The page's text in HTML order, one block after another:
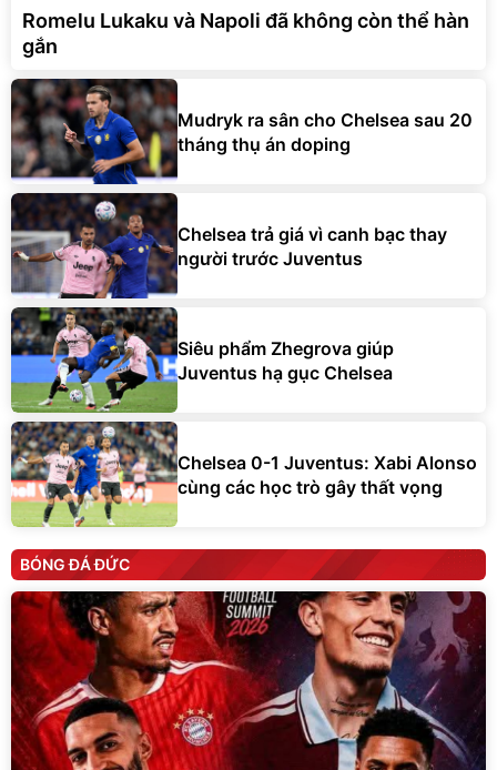
Romelu Lukaku và Napoli đã không còn thể hàn
gắn
Mudryk ra sân cho Chelsea sau 20
tháng thụ án doping
Chelsea trả giá vì canh bạc thay
người trước Juventus
Siêu phẩm Zhegrova giúp
Juventus hạ gục Chelsea
Chelsea 0-1 Juventus: Xabi Alonso
cùng các học trò gây thất vọng
BÓNG ĐÁ ĐỨC